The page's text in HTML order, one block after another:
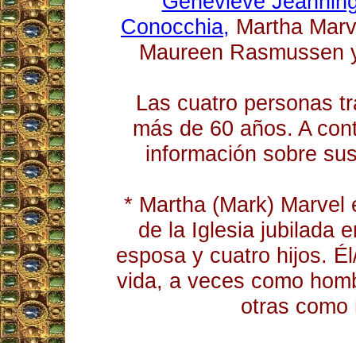
Conocchia, Martha
Maureen Rasmussen
Las cuatro personas
más de 60 años. A
información sobre
* Martha (Mark) Marvel
de la Iglesia jubilada
esposa y cuatro hijos.
vida, a veces como
otras como